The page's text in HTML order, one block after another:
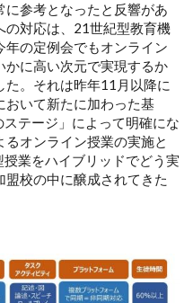
参考となったと反響があ
の対応は、21世紀型教育機
の定例会でもオンライン
かに高い次元で実現するか
た。それは昨年11月以降に
いて新たに加わった基
テージ」によって明確にな
オンライン授業の実施と
業をハイブリッドでどう実
校の中に醸成されてきた